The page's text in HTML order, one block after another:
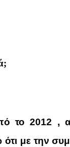
το 2012 ,
ότι με την